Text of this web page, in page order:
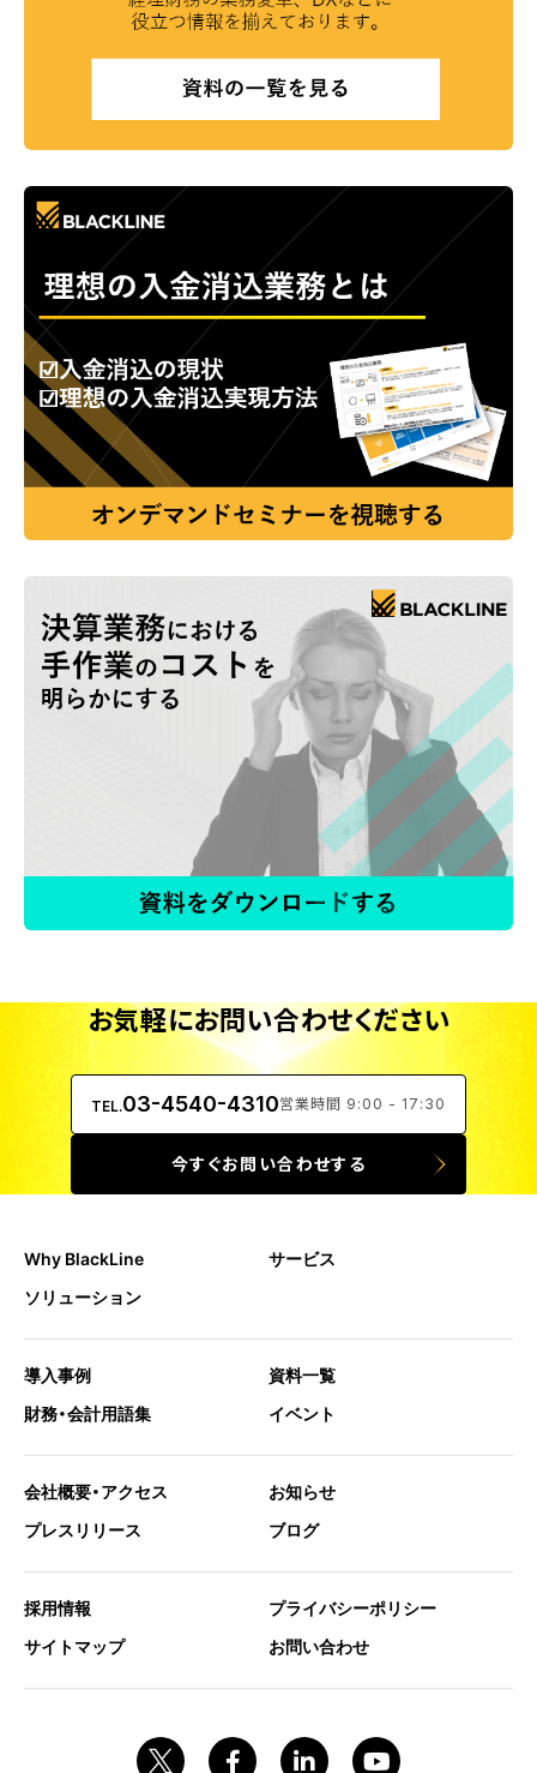
お気軽にお問い合わせください
TEL.03-4540-4310営業時間 9:00 - 17:30
今すぐお問い合わせする
Why BlackLine
サービス
ソリューション
導入事例
資料一覧
財務・会計用語集
イベント
会社概要・アクセス
お知らせ
プレスリリース
ブログ
採用情報
プライバシーポリシー
サイトマップ
お問い合わせ